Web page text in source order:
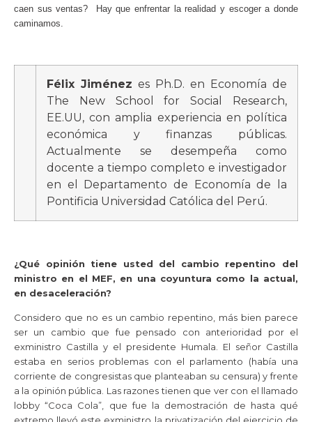
caen sus ventas? Hay que enfrentar la realidad y escoger a donde
caminamos.
Félix Jiménez es Ph.D. en Economía de
The New School for Social Research,
EE.UU, con amplia experiencia en política
económica y finanzas públicas.
Actualmente se desempeña como
docente a tiempo completo e investigador
en el Departamento de Economía de la
Pontificia Universidad Católica del Perú.
¿Qué opinión tiene usted del cambio repentino del
ministro en el MEF, en una coyuntura como la actual,
en desaceleración?
Considero que no es un cambio repentino, más bien parece
ser un cambio que fue pensado con anterioridad por el
exministro Castilla y el presidente Humala. El señor Castilla
estaba en serios problemas con el parlamento (había una
corriente de congresistas que planteaban su censura) y frente
a la opinión pública. Las razones tienen que ver con el llamado
lobby “Coca Cola”, que fue la demostración de hasta qué